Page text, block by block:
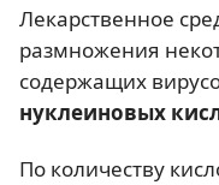
Лекарственное
размножения
содержащих
нуклеиновых
По количеству